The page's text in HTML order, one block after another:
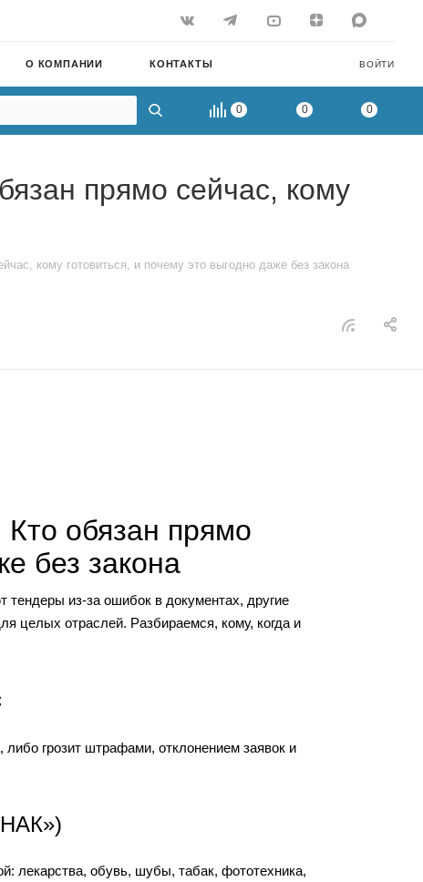
ВОЙТИ
О КОМПАНИИ КОНТАКТЫ
0 0 0
прямо сейчас, кому
кому готовиться, и почему это выгодно даже без закона
обязан прямо
без закона
из-за ошибок в документах, другие
целых отраслей. Разбираемся, кому, когда и
грозит штрафами, отклонением заявок и
лекарства, обувь, шубы, табак, фототехника,